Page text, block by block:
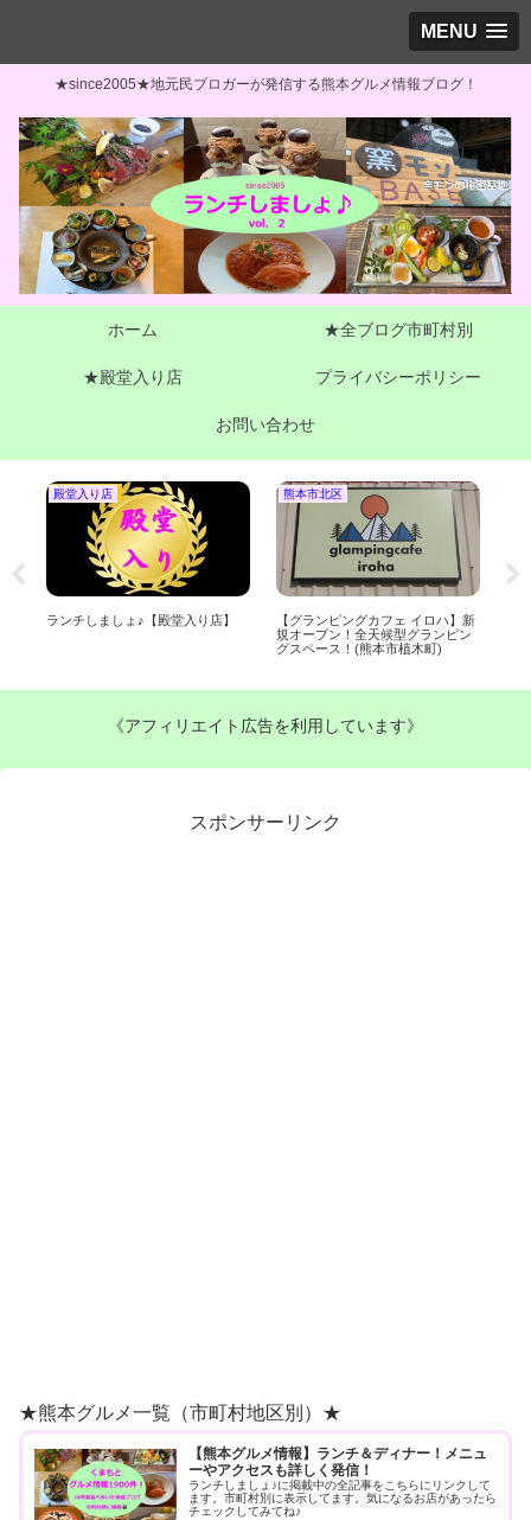
MENU
★since2005★地元民ブロガーが発信する熊本グルメ情報ブログ！
ホーム ★全ブログ市町村別
★殿堂入り店 プライバシーポリシー
お問い合わせ
菊陽町
【たなか畜産光の森店】は閉店し
熊本市東区
【五黄の寅(ごおうのとら)】ラン
チ営業スタート！高級感ある店内
で個室もあり！予約可(熊本市戸島
《アフィリエイト広告を利用しています》
スポンサーリンク
★熊本グルメ一覧（市町村地区別）★
【熊本グルメ情報】ランチ＆ディナー！メニュ
ーやアクセスも詳しく発信！
ランチしましょ♪に掲載中の全記事をこちらにリンクして
ます。市町村別に表示してます。気になるお店があったら
チェックしてみてね♪